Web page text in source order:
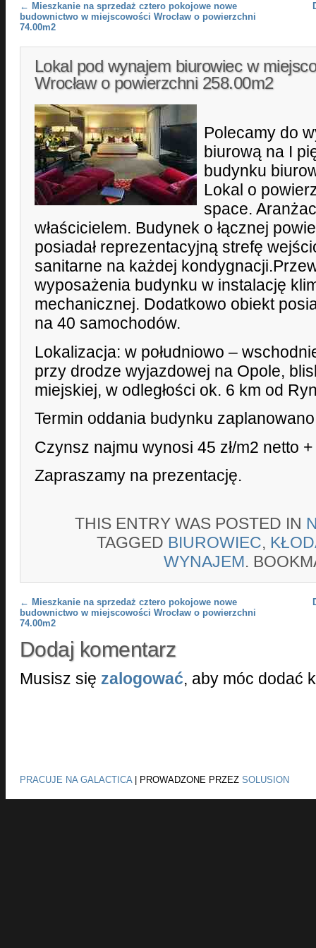
Post navigation
← Mieszkanie na sprzedaż cztero pokojowe nowe
budownictwo w miejscowości Wrocław o powierzchni
74.00m2
Lokal pod wynajem biurowiec w
Wrocław o powierzchni 258.00m2
Polecamy do
biurową na I
budynku
Lokal o
space.
właścicielem. Budynek o łącznej
posiadał reprezentacyjną strefę
sanitarne na każdej
wyposażenia budynku w instalację
mechanicznej. Dodatkowo obiekt
na 40 samochodów.
Lokalizacja: w południowo –
przy drodze wyjazdowej na Opole,
miejskiej, w odległości ok. 6 km od
Termin oddania budynku
Czynsz najmu wynosi 45 zł/m2 netto
Zapraszamy na prezentację.
THIS ENTRY WAS POSTED IN
TAGGED BIUROWIEC,
WYNAJEM.
Post navigation
← Mieszkanie na sprzedaż cztero pokojowe nowe
budownictwo w miejscowości Wrocław o powierzchni
74.00m2
Dodaj komentarz
Musisz się zalogować, aby móc dodać
PRACUJE NA GALACTICA| PROWADZONE PRZEZ SOLUSION